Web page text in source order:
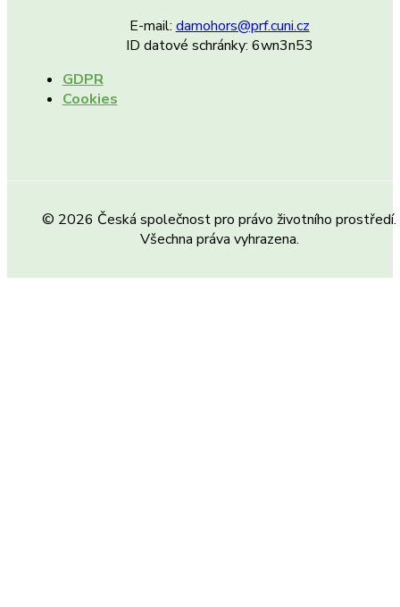
E-mail: damohors@prf.cuni.cz
ID datové schránky: 6wn3n53
GDPR
Cookies
© 2026 Česká společnost pro právo životního prostředí.
Všechna práva vyhrazena.